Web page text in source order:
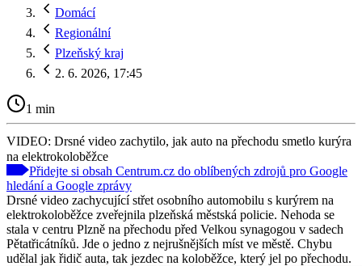
Domácí
Regionální
Plzeňský kraj
2. 6. 2026, 17:45
1 min
VIDEO: Drsné video zachytilo, jak auto na přechodu smetlo kurýra
na elektrokoloběžce
Přidejte si obsah Centrum.cz do oblíbených zdrojů pro Google
hledání a Google zprávy
Drsné video zachycující střet osobního automobilu s kurýrem na
elektrokoloběžce zveřejnila plzeňská městská policie. Nehoda se
stala v centru Plzně na přechodu před Velkou synagogou v sadech
Pětatřicátníků. Jde o jedno z nejrušnějších míst ve městě. Chybu
udělal jak řidič auta, tak jezdec na koloběžce, který jel po přechodu.